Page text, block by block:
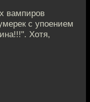
вампиров
с упоением
Хотя,